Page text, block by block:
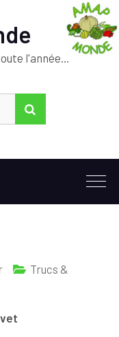
l'année…
Trucs &